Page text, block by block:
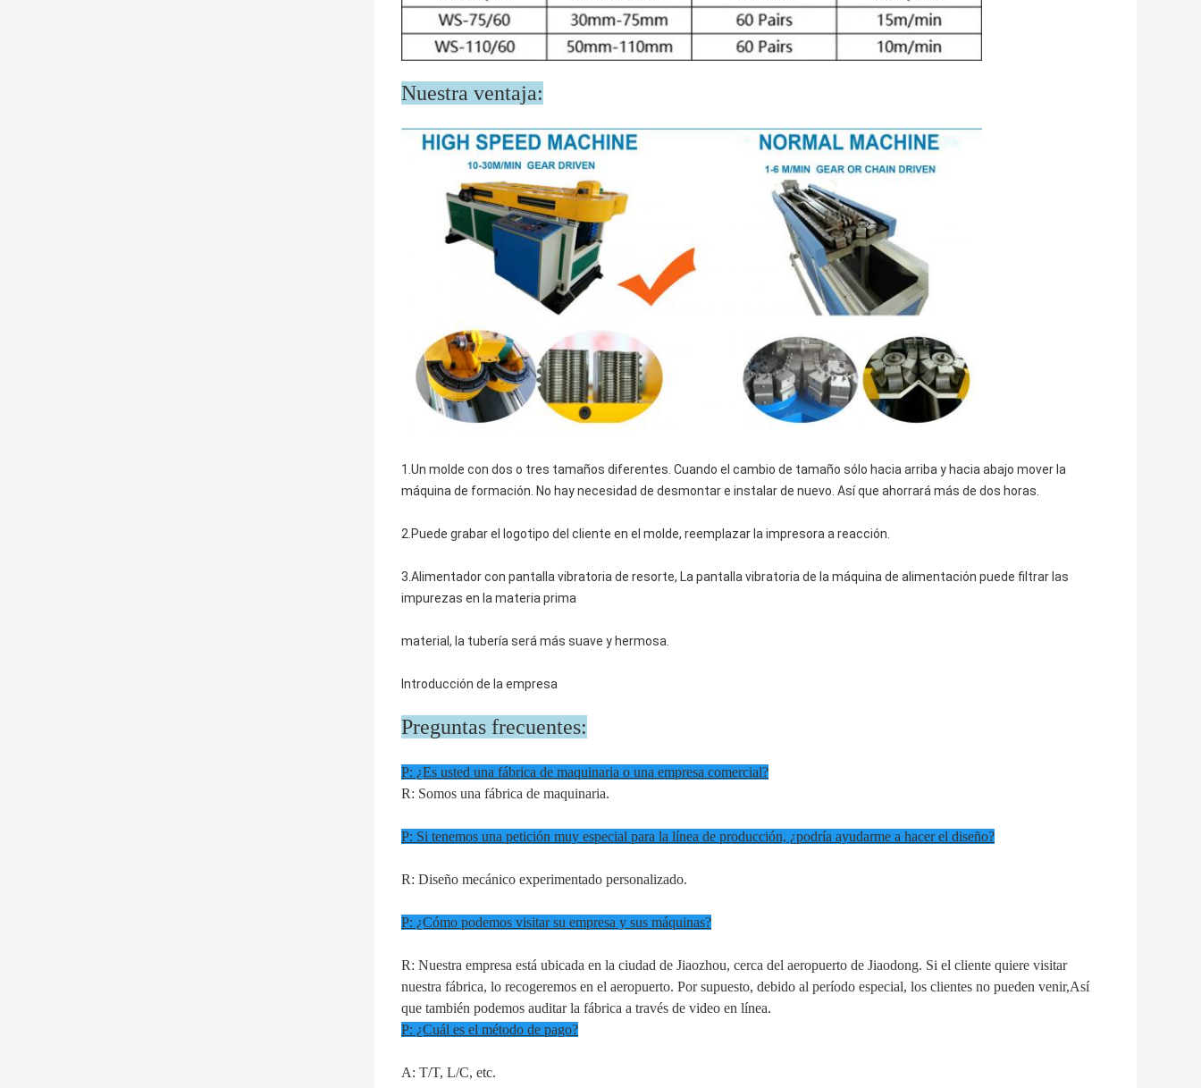
Nuestra ventaja:
1.Un molde con dos o tres tamaños diferentes. Cuando el cambio de tamaño sólo hacia arriba y hacia abajo mover la
máquina de formación. No hay necesidad de desmontar e instalar de nuevo. Así que ahorrará más de dos horas.
2.Puede grabar el logotipo del cliente en el molde, reemplazar la impresora a reacción.
3.Alimentador con pantalla vibratoria de resorte, La pantalla vibratoria de la máquina de alimentación puede filtrar las
impurezas en la materia prima
material, la tubería será más suave y hermosa.
Introducción de la empresa
Preguntas frecuentes:
P: ¿Es usted una fábrica de maquinaria o una empresa comercial?
R: Somos una fábrica de maquinaria.
P: Si tenemos una petición muy especial para la línea de producción, ¿podría ayudarme a hacer el diseño?
R: Diseño mecánico experimentado personalizado.
P: ¿Cómo podemos visitar su empresa y sus máquinas?
R: Nuestra empresa está ubicada en la ciudad de Jiaozhou, cerca del aeropuerto de Jiaodong. Si el cliente quiere visitar
nuestra fábrica, lo recogeremos en el aeropuerto. Por supuesto, debido al período especial, los clientes no pueden venir,Así
que también podemos auditar la fábrica a través de video en línea.
P: ¿Cuál es el método de pago?
A: T/T, L/C, etc.